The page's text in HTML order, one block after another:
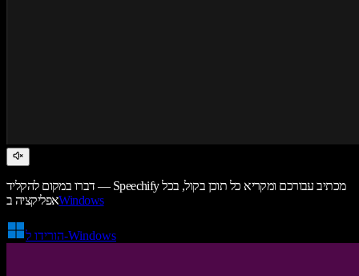
דברו במקום להקליד — Speechify מכתיב עבורכם ומקריא כל תוכן בקול, בכל
אפליקציה בWindows
הורידו ל-Windows